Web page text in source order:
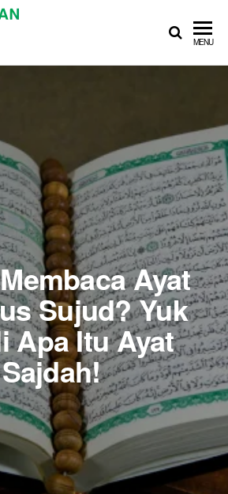
DESA
MENU
Ayat
Sujud? Yuk
Apa Itu Ayat
Sajdah!